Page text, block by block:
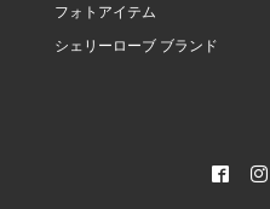
フォトアイテム
シェリーローブ ブランド